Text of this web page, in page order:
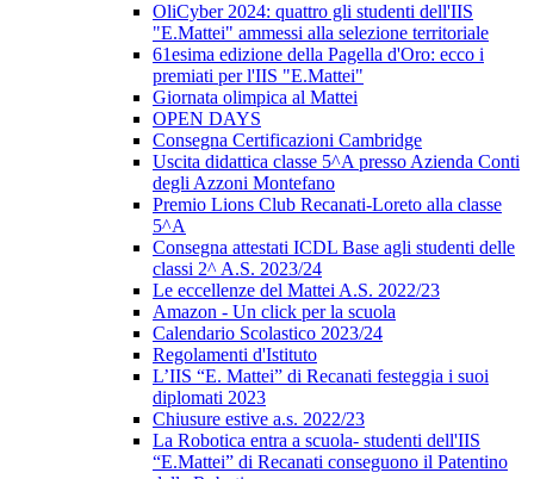
OliCyber 2024: quattro gli studenti dell'IIS
"E.Mattei" ammessi alla selezione territoriale
61esima edizione della Pagella d'Oro: ecco i
premiati per l'IIS "E.Mattei"
Giornata olimpica al Mattei
OPEN DAYS
Consegna Certificazioni Cambridge
Uscita didattica classe 5^A presso Azienda Conti
degli Azzoni Montefano
Premio Lions Club Recanati-Loreto alla classe
5^A
Consegna attestati ICDL Base agli studenti delle
classi 2^ A.S. 2023/24
Le eccellenze del Mattei A.S. 2022/23
Amazon - Un click per la scuola
Calendario Scolastico 2023/24
Regolamenti d'Istituto
L’IIS “E. Mattei” di Recanati festeggia i suoi
diplomati 2023
Chiusure estive a.s. 2022/23
La Robotica entra a scuola- studenti dell'IIS
“E.Mattei” di Recanati conseguono il Patentino